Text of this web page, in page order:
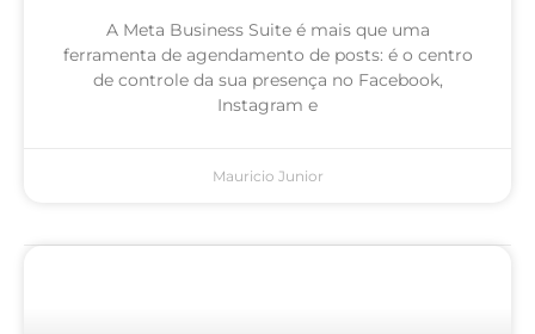
A Meta Business Suite é mais que uma
ferramenta de agendamento de posts: é o centro
de controle da sua presença no Facebook,
Instagram e
Mauricio Junior